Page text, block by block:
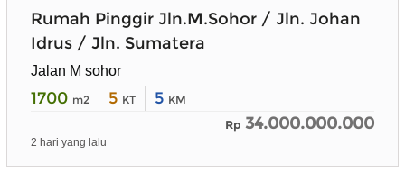
Rumah Pinggir Jln.M.Sohor / Jln. Johan
Idrus / Jln. Sumatera
Jalan M sohor
1700 m2 5 KT 5 KM
Rp 34.000.000.000
2 hari yang lalu